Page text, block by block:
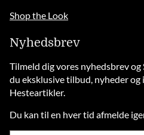
Shop the Look
Nyhedsbrev
Tilmeld dig vores nyhedsbrev og
du eksklusive tilbud, nyheder
Hesteartikler.
Du kan til en hver tid afmelde